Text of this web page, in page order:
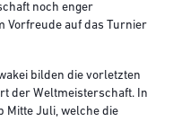
noch enger
Vorfreude auf das Turnier
bilden die vorletzten
der Weltmeisterschaft. In
Mitte Juli, welche die